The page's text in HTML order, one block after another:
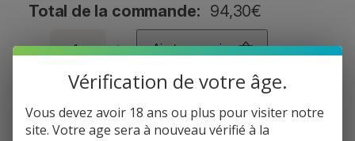
Total de la commande: 94,30€
u
t
i
− + Ajouter au panier
Informations de paiement
Informations de livraison
Vérification de votre âge.
Vous devez avoir 18 ans ou plus pour visiter notre
site. Votre age sera à nouveau vérifié à la